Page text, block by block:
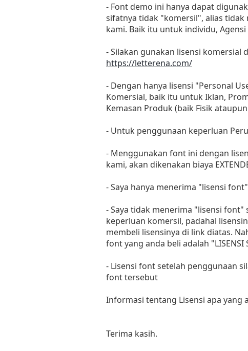
- Font demo ini hanya dapat
sifatnya tidak "komersil", alias
kami. Baik itu untuk individu,
- Silakan gunakan lisensi komersial
https://letterena.com/
- Dengan hanya lisensi "Personal
Komersial, baik itu untuk Iklan,
Kemasan Produk (baik Fisik
- Untuk penggunaan keperluan
- Menggunakan font ini dengan
kami, akan dikenakan biaya
- Saya hanya menerima "lisensi
- Saya tidak menerima "lisensi
keperluan komersil, padahal
membeli lisensinya di link diatas.
font yang anda beli adalah "LISENSI
- Lisensi font setelah penggunaan
font tersebut
Informasi tentang Lisensi apa yang
Terima kasih.